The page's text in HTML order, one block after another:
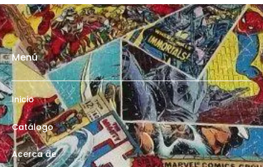
Menú
Inicio
Catálogo
Acerca de